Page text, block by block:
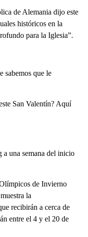
de Alemania dijo este
históricos en la
para la Iglesia”.
sabemos que le
San Valentín? Aquí
a una semana del inicio
de Invierno
la
recibirán a cerca de
entre el 4 y el 20 de